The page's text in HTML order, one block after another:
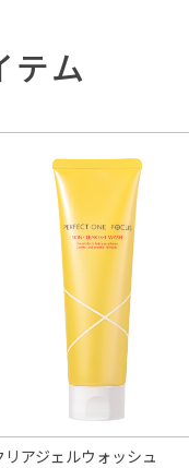
テム
リアジェルウォッシュ